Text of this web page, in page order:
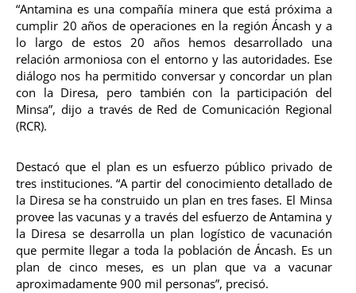
“Antamina es una compañía minera que está próxima a
cumplir 20 años de operaciones en la región Áncash y a
lo largo de estos 20 años hemos desarrollado una
relación armoniosa con el entorno y las autoridades. Ese
diálogo nos ha permitido conversar y concordar un plan
con la Diresa, pero también con la participación del
Minsa”, dijo a través de Red de Comunicación Regional
(RCR).
Destacó que el plan es un esfuerzo público privado de
tres instituciones. “A partir del conocimiento detallado de
la Diresa se ha construido un plan en tres fases. El Minsa
provee las vacunas y a través del esfuerzo de Antamina y
la Diresa se desarrolla un plan logístico de vacunación
que permite llegar a toda la población de Áncash. Es un
plan de cinco meses, es un plan que va a vacunar
aproximadamente 900 mil personas”, precisó.